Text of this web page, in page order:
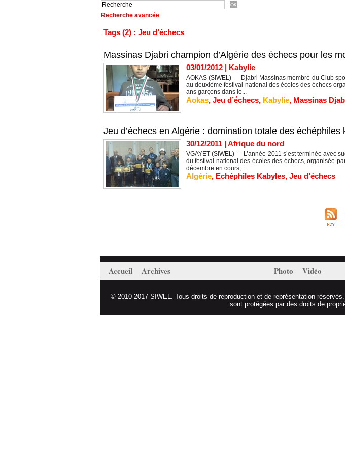
Recherche avancée
Tags (2) : Jeu d’échecs
Massinas Djabri champion d’Algérie des échecs pour les
03/01/2012 | Kabylie
AOKAS (SIWEL) — Djabri Massinas membre du Club
au deuxième festival national des écoles des échecs
ans garçons dans le...
Aokas, Jeu d’échecs, Kabylie, Massinas
Jeu d’échecs en Algérie : domination totale des échéphiles
30/12/2011 | Afrique du nord
VGAYET (SIWEL) — L’année 2011 s’est terminée avec
du festival national des écoles des échecs, organisée
décembre en cours,...
Algérie, Echéphiles Kabyles, Jeu d’échecs
Accueil Archives Photo Vidéo
© 2010-2017 SIWEL. Tous droits de reproduction et de représentation
sont protégées par des droits de